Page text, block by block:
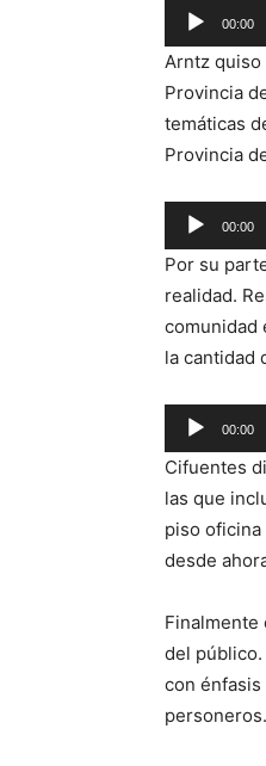
Reproductor
de
audio
00:00
Arntz quiso
Provincia
temáticas
Provincia
Reproductor
de
audio
00:00
Por su
realidad.
comunidad
la cantidad
Reproductor
de
audio
00:00
Cifuentes
las que
piso oficina
desde
Finalmente
del público.
con
personeros.